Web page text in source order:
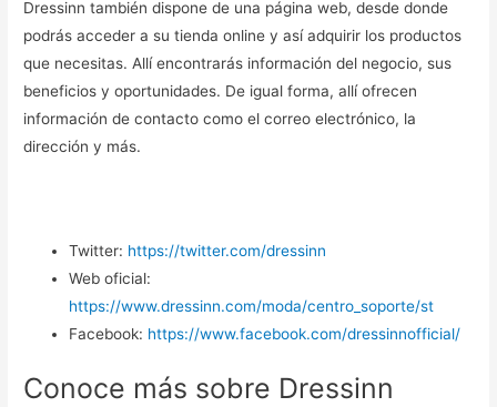
Dressinn también dispone de una página web, desde donde
podrás acceder a su tienda online y así adquirir los productos
que necesitas. Allí encontrarás información del negocio, sus
beneficios y oportunidades. De igual forma, allí ofrecen
información de contacto como el correo electrónico, la
dirección y más.
Twitter: https://twitter.com/dressinn
Web oficial:
https://www.dressinn.com/moda/centro_soporte/st
Facebook: https://www.facebook.com/dressinnofficial/
Conoce más sobre Dressinn